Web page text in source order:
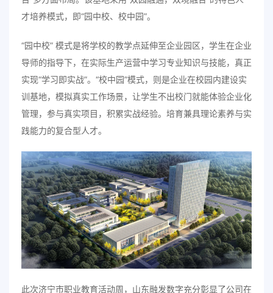
才培养模式，即“园中校、校中园”。
“园中校” 模式是将学校的教学点延伸至企业园区，学生在企业
导师的指导下，在实际生产运营中学习专业知识与技能，真正
实现“学习即实战”。“校中园”模式，则是企业在校园内建设实
训基地，模拟真实工作场景，让学生不出校门就能体验企业化
管理，参与真实项目，积累实战经验。培育兼具理论素养与实
践能力的复合型人才。
此次济宁市职业教育活动周，山东融发数字充分彰显了公司在